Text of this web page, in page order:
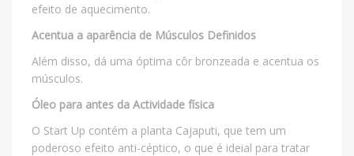
efeito de aquecimento.
Acentua a aparência de Músculos Definidos
Além disso, dá uma óptima côr bronzeada e acentua os
músculos.
Óleo para antes da Actividade física
O Start Up contém a planta Cajaputi, que tem um
poderoso efeito anti-céptico, o que é ideial para tratar